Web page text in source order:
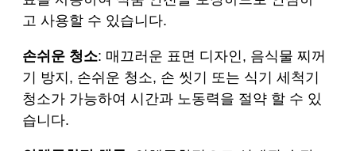
고 사용할 수 있습니다.
손쉬운 청소: 매끄러운 표면 디자인, 음식물 찌꺼
기 방지, 손쉬운 청소, 손 씻기 또는 식기 세척기
청소가 가능하여 시간과 노동력을 절약 할 수 있
습니다.